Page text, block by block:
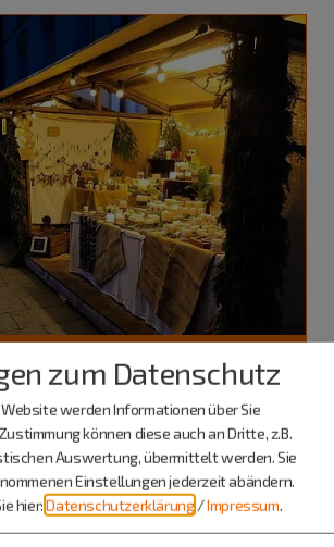
im Kloster
zum Datenschutz
werden Informationen über Sie
können diese auch an Dritte, z.B.
Auswertung, übermittelt werden. Sie
Einstellungen jederzeit abändern.
hier:Datenschutzerklärung /Impressum.